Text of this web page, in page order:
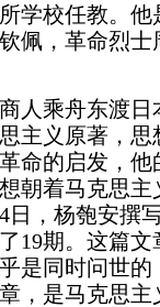
学校任教。
佩，革命烈
人乘舟东渡
主义原著，
命的启发，
朝着马克思
日，杨匏安撰
19期。这篇
是同时问世
，是马克思